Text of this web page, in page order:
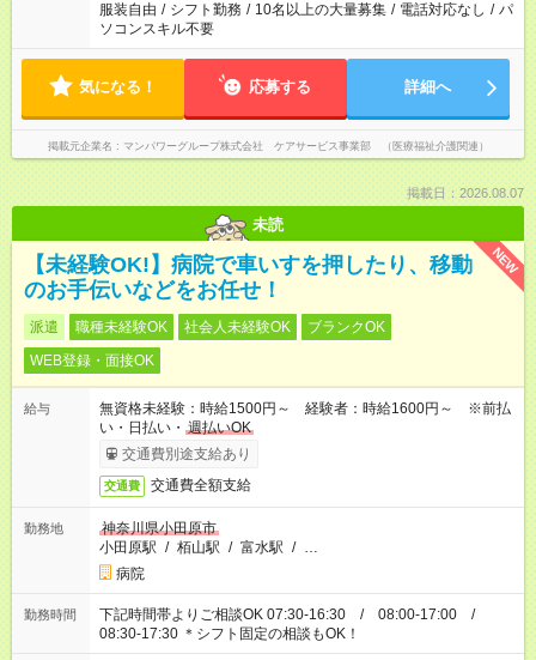
服装自由 / シフト勤務 / 10名以上の大量募集 / 電話対応なし / パ
ソコンスキル不要
気になる！ 応募する 詳細へ
掲載元企業名 マンパワーグループ株式会社 ケアサービス事業部 （医療福祉介護関連）
掲載日：2026.08.07
未読
NEW
【未経験OK!】病院で車いすを押したり、移動
のお手伝いなどをお任せ！
派遣 職種未経験OK 社会人未経験OK
ブランクOK
WEB登録・面接OK
給与
無資格未経験：時給1500円～ 経験者：時給1600円～ ※前払
い・日払い・ 週払いOK
交通費別途支給あり
交通費 交通費全額支給
勤務地
神奈川県小田原市
小田原駅 / 栢山駅 / 富水駅 / …
病院
勤務時間
下記時間帯よりご相談OK 07:30-16:30 / 08:00-17:00 /
08:30-17:30 ＊シフト固定の相談もOK！